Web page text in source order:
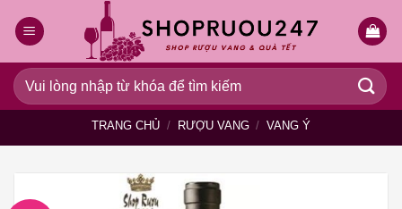
qua
dung
Tìm
kiếm:
TRANG CHỦ / RƯỢU VANG / VANG Ý